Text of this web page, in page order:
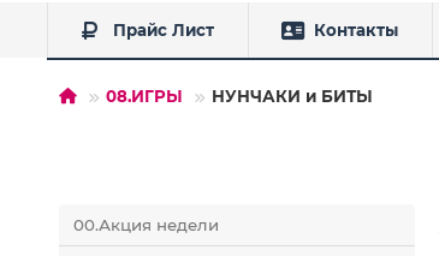
Прайс Лист Контакты
08.ИГРЫ НУНЧАКИ и БИТЫ
00.Акция недели